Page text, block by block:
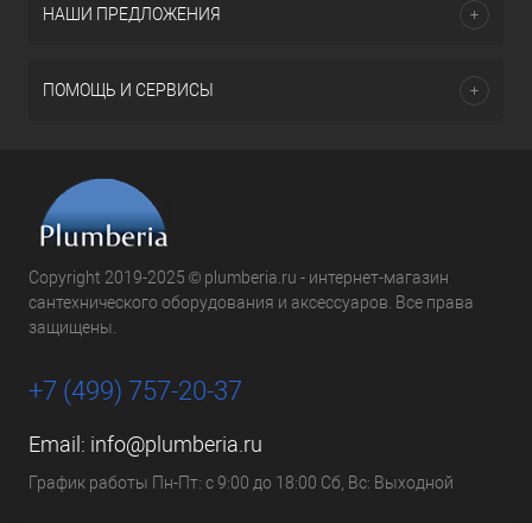
НАШИ ПРЕДЛОЖЕНИЯ
ПОМОЩЬ И СЕРВИСЫ
Copyright 2019-2025 © plumberia.ru - интернет-магазин
сантехнического оборудования и аксессуаров. Все права
защищены.
+7 (499) 757-20-37
Email: info@plumberia.ru
График работы Пн-Пт: с 9:00 до 18:00 Сб, Вс: Выходной